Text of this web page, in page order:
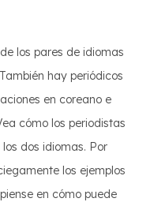
los pares de idiomas
hay periódicos
en coreano e
cómo los periodistas
dos idiomas. Por
los ejemplos
en cómo puede